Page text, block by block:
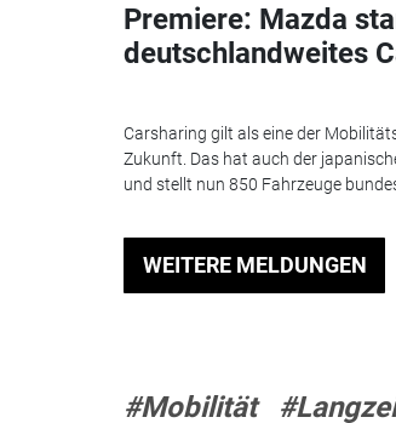
Premiere: Mazda
deutschlandweites
Carsharing gilt als eine der
Zukunft. Das hat auch der
und stellt nun 850 Fahrzeuge
WEITERE MELDUNGEN
#Mobilität